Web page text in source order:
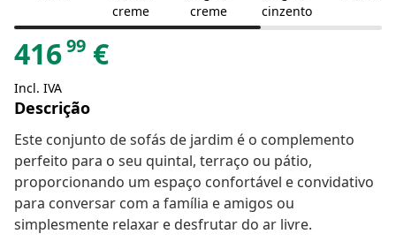
creme
creme
cinzento
41699 €
Incl. IVA
Descrição
Este conjunto de sofás de jardim é o complemento
perfeito para o seu quintal, terraço ou pátio,
proporcionando um espaço confortável e convidativo
para conversar com a família e amigos ou
simplesmente relaxar e desfrutar do ar livre.